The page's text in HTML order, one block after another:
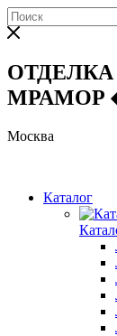
МРАМОР
Москва
Каталог